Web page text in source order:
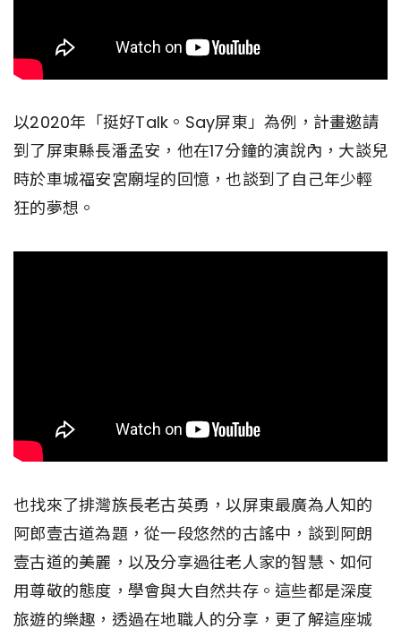
以2020年「挺好Talk。Say屏東」為例，計畫邀請
到了屏東縣長潘孟安，他在17分鐘的演說內，大談兒
時於車城福安宮廟埕的回憶，也談到了自己年少輕
狂的夢想。
也找來了排灣族長老古英勇，以屏東最廣為人知的
阿郎壹古道為題，從一段悠然的古謠中，談到阿朗
壹古道的美麗，以及分享過往老人家的智慧、如何
用尊敬的態度，學會與大自然共存。這些都是深度
旅遊的樂趣，透過在地職人的分享，更了解這座城